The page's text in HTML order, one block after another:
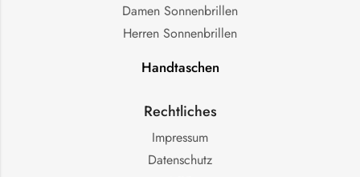
Damen Sonnenbrillen
Herren Sonnenbrillen
Handtaschen
Rechtliches
Impressum
Datenschutz